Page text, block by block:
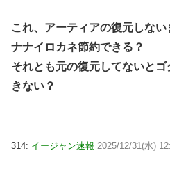
これ、アーティアの復元しな
ナナイロカネ節約できる？
それとも元の復元してないと
きない？
314: イージャン速報 2025/12/31(水)